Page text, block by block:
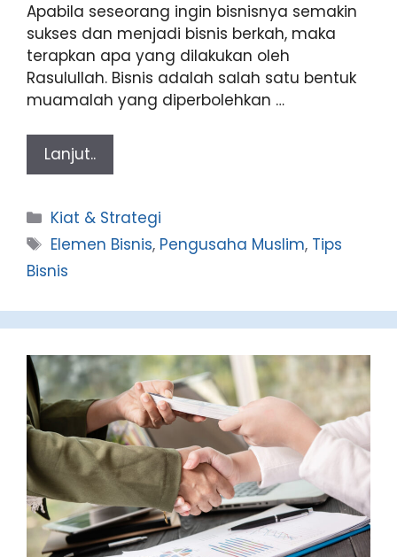
Apabila seseorang ingin bisnisnya semakin
sukses dan menjadi bisnis berkah, maka
terapkan apa yang dilakukan oleh
Rasulullah. Bisnis adalah salah satu bentuk
muamalah yang diperbolehkan …
Lanjut..
Categories
Kiat & Strategi
Tags
Elemen Bisnis, Pengusaha Muslim, Tips
Bisnis